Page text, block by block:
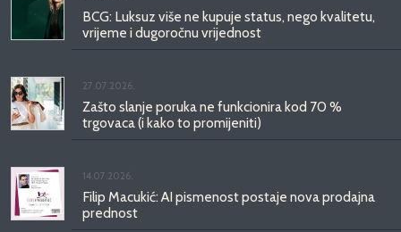
BCG: Luksuz više ne kupuje status, nego kvalitetu,
vrijeme i dugoročnu vrijednost
27.07.2026.
Zašto slanje poruka ne funkcionira kod 70 %
trgovaca (i kako to promijeniti)
14.07.2026.
Filip Macukić: AI pismenost postaje nova prodajna
prednost